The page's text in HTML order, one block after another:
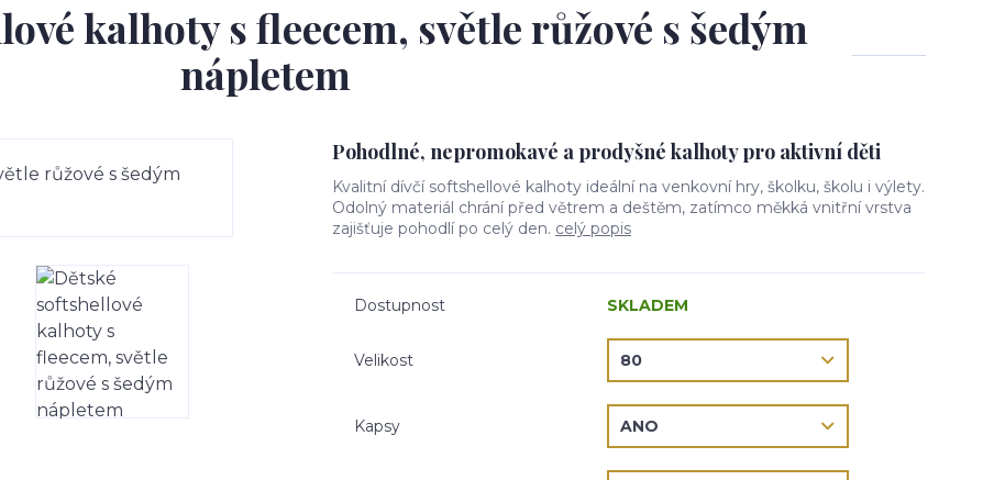
kalhoty s fleecem, světle růžové s šedým
nápletem
Pohodlné, nepromokavé a prodyšné kalhoty pro aktivní děti
Kvalitní dívčí softshellové kalhoty ideální na venkovní hry, školku, školu i výlety.
Odolný materiál chrání před větrem a deštěm, zatímco měkká vnitřní vrstva
zajišťuje pohodlí po celý den. celý popis
Dostupnost SKLADEM
Velikost
Kapsy